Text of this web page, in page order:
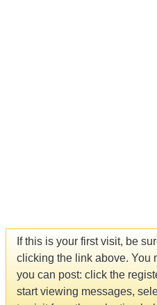
If this is your first visit, be
clicking the link above. You
you can post: click the
start viewing messages,